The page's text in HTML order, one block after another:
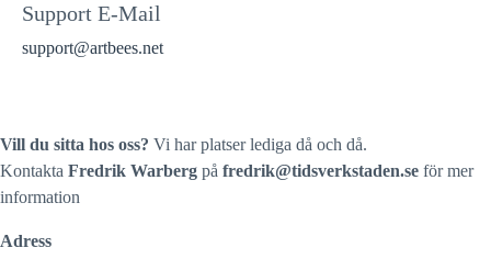
Support E-Mail
support@artbees.net
Vill du sitta hos oss? Vi har platser lediga då och då.
Kontakta Fredrik Warberg på fredrik@tidsverkstaden.se för mer
information
Adress